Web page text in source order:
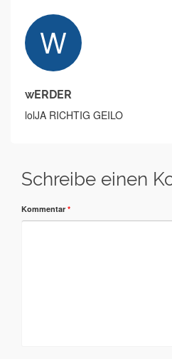
wERDER
lolJA RICHTIG GEILO
Schreibe einen
Kommentar *